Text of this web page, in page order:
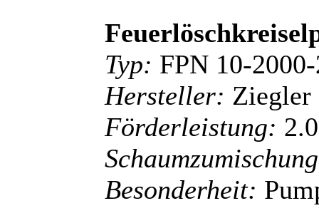
Typ: FPN 10-
Hersteller: Ziegler
Förderleistung:
Besonderheit: